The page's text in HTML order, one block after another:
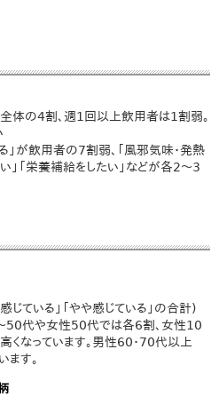
体の4割、週1回以上飲用者は1割弱。
」が飲用者の7割弱、「風邪気味・発熱
」「栄養補給をしたい」などが各2～3
ている」「やや感じている」の合計)
50代や女性50代では各6割、女性10
なっています。男性60・70代以上
ます。